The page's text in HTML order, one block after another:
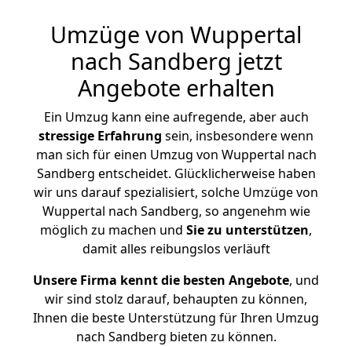
Umzüge von Wuppertal
nach Sandberg jetzt
Angebote erhalten
Ein Umzug kann eine aufregende, aber auch
stressige Erfahrung sein, insbesondere wenn
man sich für einen Umzug von Wuppertal nach
Sandberg entscheidet. Glücklicherweise haben
wir uns darauf spezialisiert, solche Umzüge von
Wuppertal nach Sandberg, so angenehm wie
möglich zu machen und Sie zu unterstützen,
damit alles reibungslos verläuft
Unsere Firma kennt die besten Angebote, und
wir sind stolz darauf, behaupten zu können,
Ihnen die beste Unterstützung für Ihren Umzug
nach Sandberg bieten zu können.